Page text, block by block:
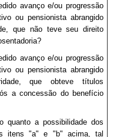
avanço e/ou progressão
ou pensionista abrangido
que não teve seu direito
avanço e/ou progressão
ou pensionista abrangido
que obteve títulos
a concessão do benefício
quanto a possibilidade dos
itens "a" e "b" acima, tal